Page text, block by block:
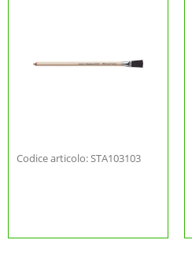
Codice articolo: STA103103